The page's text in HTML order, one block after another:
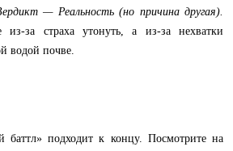
— Реальность (но причина другая).
за страха утонуть, а из-за нехватки
водой почве.
баттл» подходит к концу. Посмотрите на